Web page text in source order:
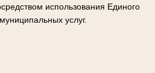
использования Единого
услуг.